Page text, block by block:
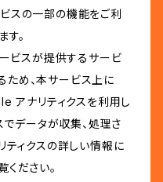
スの一部の機能をご利
。
ービスが提供するサービ
ため、本サービス上に
ナリティクスを利用し
データが収集、処理さ
ィクスの詳しい情報に
ください。